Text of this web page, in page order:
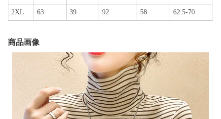
2XL 63 39 92 58 62.5-70
商品画像